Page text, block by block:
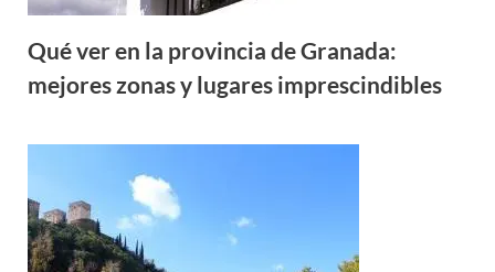
Qué ver en la provincia de Granada:
mejores zonas y lugares imprescindibles